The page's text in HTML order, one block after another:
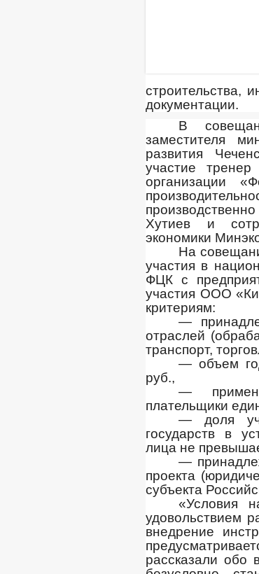
строительства,
документации.
В
заместителя
развития
участие тренер
организации
Хутиев и
экономики
На
участия в
ФЦК с
участия ООО
критериям:
—
отраслей
транспорт,
— объем
руб.,
—
плательщики
— доля
государств в
лица не
—
проекта
субъекта
«Условия
удовольствием
внедрение
рассказали обо